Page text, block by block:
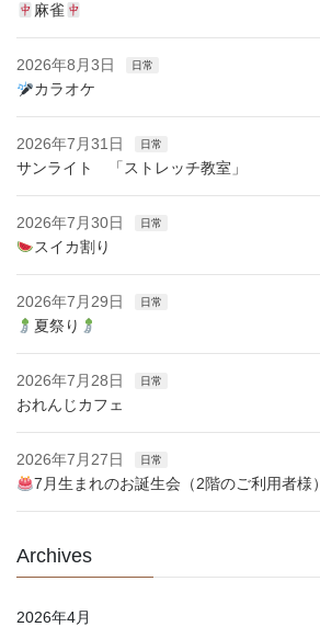
麻雀
2026年8月3日 日常
カラオケ
2026年7月31日 日常
サンライト 「ストレッチ教室」
2026年7月30日 日常
スイカ割り
2026年7月29日 日常
夏祭り
2026年7月28日 日常
おれんじカフェ
2026年7月27日 日常
7月生まれのお誕生会（2階のご利用者様）
Archives
2026年4月